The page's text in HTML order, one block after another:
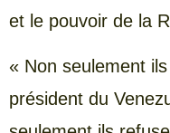
et le pouvoir de la
« Non seulement
président du